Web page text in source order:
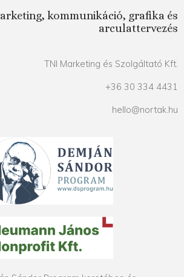
kommunikáció, grafika és
arculattervezés
TNI Marketing és Szolgáltató Kft.
+36 30 334 4431
hello@nortak.hu